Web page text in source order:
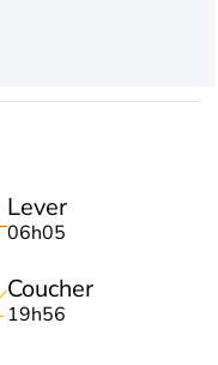
Lever
06h05
Coucher
19h56